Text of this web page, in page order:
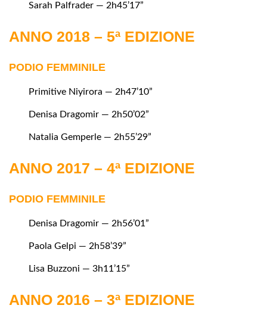
Sarah Palfrader — 2h45’17”
ANNO 2018 – 5ª EDIZIONE
PODIO FEMMINILE
Primitive Niyirora — 2h47’10”
Denisa Dragomir — 2h50’02”
Natalia Gemperle — 2h55’29”
ANNO 2017 – 4ª EDIZIONE
PODIO FEMMINILE
Denisa Dragomir — 2h56’01”
Paola Gelpi — 2h58’39”
Lisa Buzzoni — 3h11’15”
ANNO 2016 – 3ª EDIZIONE